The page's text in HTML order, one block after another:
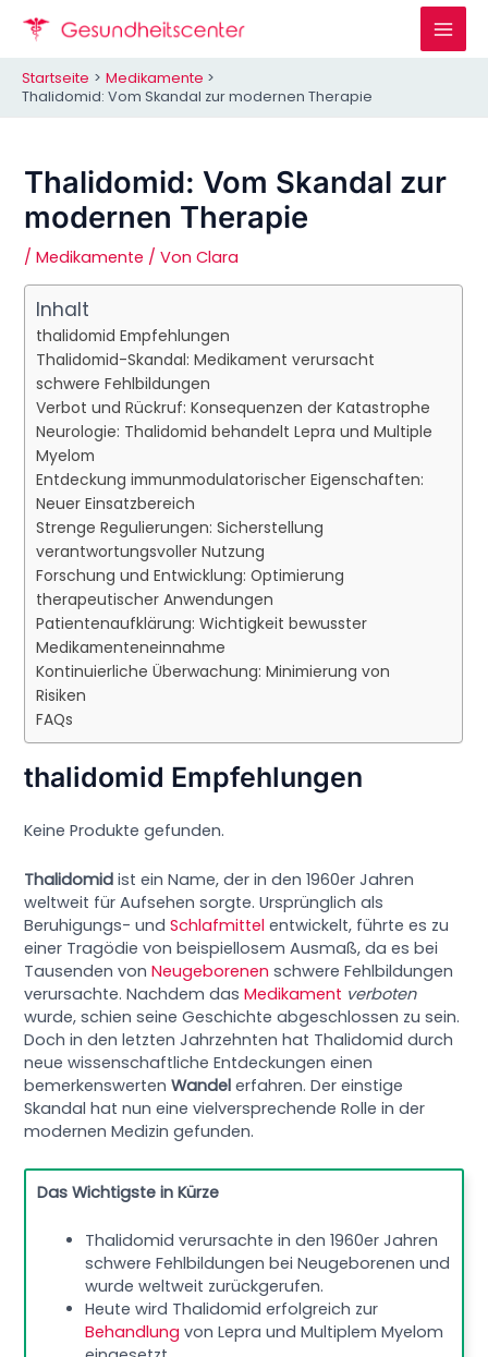
Inhalt
Startseite
Medikamente
Thalidomid: Vom Skandal zur modernen Therapie
Thalidomid: Vom Skandal zur
modernen Therapie
/Medikamente / VonClara
Inhalt
thalidomid Empfehlungen
Thalidomid-Skandal: Medikament verursacht
schwere Fehlbildungen
Verbot und Rückruf: Konsequenzen der Katastrophe
Neurologie: Thalidomid behandelt Lepra und Multiple
Myelom
Entdeckung immunmodulatorischer Eigenschaften:
Neuer Einsatzbereich
Strenge Regulierungen: Sicherstellung
verantwortungsvoller Nutzung
Forschung und Entwicklung: Optimierung
therapeutischer Anwendungen
Patientenaufklärung: Wichtigkeit bewusster
Medikamenteneinnahme
Kontinuierliche Überwachung: Minimierung von
Risiken
FAQs
thalidomid Empfehlungen
Keine Produkte gefunden.
Thalidomid ist ein Name, der in den 1960er Jahren
weltweit für Aufsehen sorgte. Ursprünglich als
Beruhigungs- undSchlafmittel entwickelt, führte es zu
einer Tragödie von beispiellosem Ausmaß, da es bei
Tausenden vonNeugeborenen schwere Fehlbildungen
verursachte. Nachdem dasMedikament verboten
wurde, schien seine Geschichte abgeschlossen zu sein.
Doch in den letzten Jahrzehnten hat Thalidomid durch
neue wissenschaftliche Entdeckungen einen
bemerkenswertenWandel erfahren. Der einstige
Skandal hat nun eine vielversprechende Rolle in der
modernen Medizin gefunden.
Das Wichtigste in Kürze
Thalidomid verursachte in den 1960er Jahren
schwere Fehlbildungen bei Neugeborenen und
wurde weltweit zurückgerufen.
Heute wird Thalidomid erfolgreich zur
Behandlung von Lepra und Multiplem Myelom